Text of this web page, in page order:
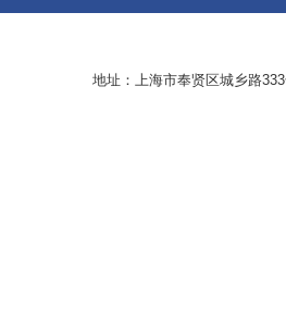
地址：上海市奉贤区城乡路